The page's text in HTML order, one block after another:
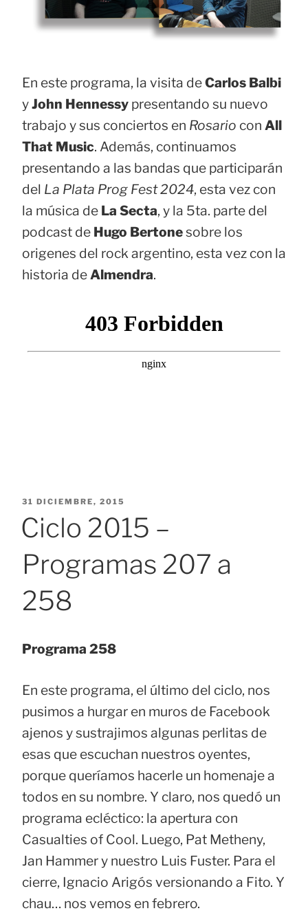
En este programa, la visita deCarlos Balbi
yJohn Hennessy presentando su nuevo
trabajo y sus conciertos en Rosario con All
That Music. Además, continuamos
presentando a las bandas que participarán
del La Plata Prog Fest 2024, esta vez con
la música de La Secta, y la 5ta. parte del
podcast de Hugo Bertonesobre los
origenes del rock argentino, esta vez con la
historia deAlmendra.
PUBLICADO
31 DICIEMBRE, 2015
Ciclo 2015 –
Programas 207 a
258
Programa 258
En este programa, el último del ciclo, nos
pusimos a hurgar en muros de Facebook
ajenos y sustrajimos algunas perlitas de
esas que escuchan nuestros oyentes,
porque queríamos hacerle un homenaje a
todos en su nombre. Y claro, nos quedó un
programa ecléctico: la apertura con
Casualties of Cool. Luego, Pat Metheny,
Jan Hammer y nuestro Luis Fuster. Para el
cierre, Ignacio Arigós versionando a Fito. Y
chau… nos vemos en febrero.